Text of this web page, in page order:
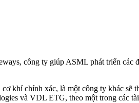
công ty giúp ASML phát triển
khí chính xác, là một công ty khác sẽ
và VDL ETG, theo một trong các